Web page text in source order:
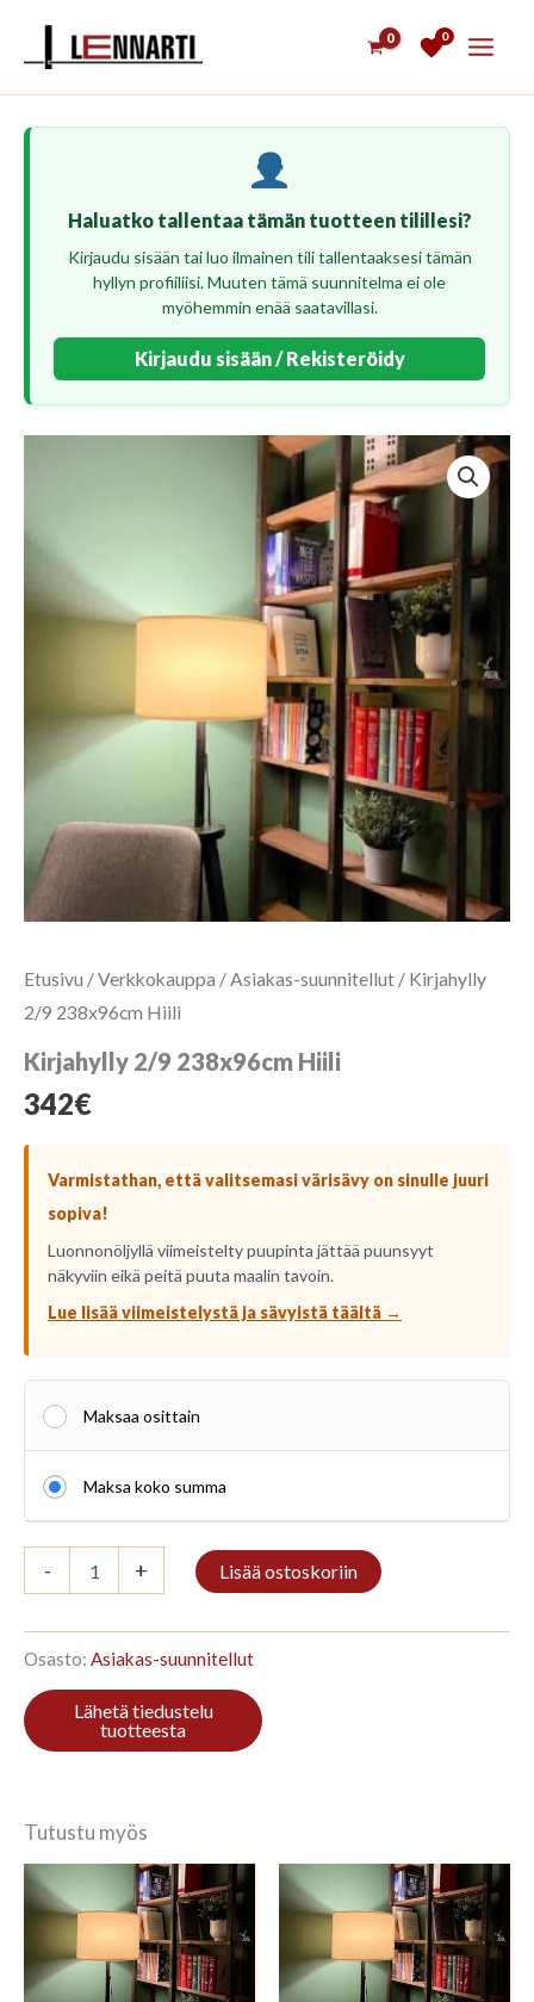
0
Haluatko tallentaa tämän tuotteen tilillesi?
Kirjaudu sisään tai luo ilmainen tili tallentaaksesi tämän
hyllyn profiiliisi. Muuten tämä suunnitelma ei ole
myöhemmin enää saatavillasi.
Kirjaudu sisään / Rekisteröidy
Etusivu /Verkkokauppa / Asiakas-suunnitellut / Kirjahylly
2/9 238x96cm Hiili
Kirjahylly 2/9 238x96cm Hiili
342€
Varmistathan, että valitsemasi värisävy on sinulle juuri
sopiva!
Luonnonöljyllä viimeistelty puupinta jättää puunsyyt
näkyviin eikä peitä puuta maalin tavoin.
Lue lisää viimeistelystä ja sävyistä täältä →
Maksaa osittain
Maksa koko summa
-
2/9
Hiili
määrä
+ Lisää ostoskoriin
Osasto: Asiakas-suunnitellut
Tutustu myös